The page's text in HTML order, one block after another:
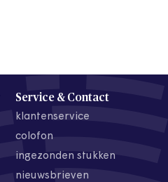
Service & Contact
klantenservice
colofon
ingezonden stukken
nieuwsbrieven